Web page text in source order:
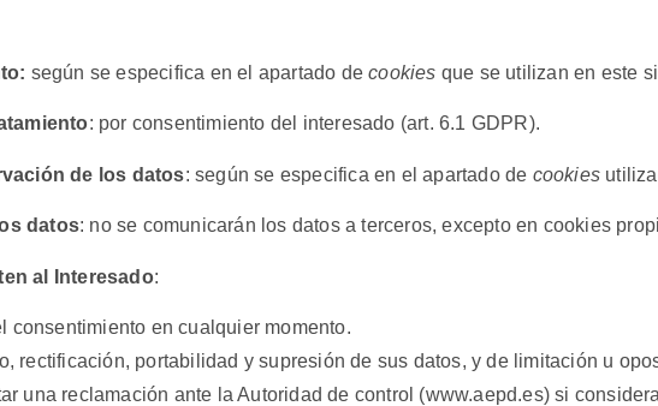
según se especifica en el apartado decookies que se utilizan en este
: por consentimiento del interesado (art. 6.1 GDPR).
de los datos: según se especifica en el apartado de cookies
datos: no se comunicarán los datos a terceros, excepto en cookies
al Interesado:
consentimiento en cualquier momento.
rectificación, portabilidad y supresión de sus datos, y de limitación u
una reclamación ante la Autoridad de control (www.aepd.es) si